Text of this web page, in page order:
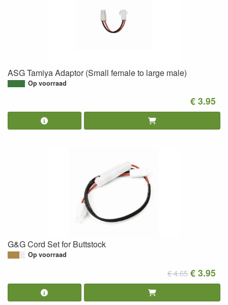
ASG Tamiya Adaptor (Small female to large male)
Op voorraad
€ 3.95
G&G Cord Set for Buttstock
Op voorraad
€ 4.65 € 3.95